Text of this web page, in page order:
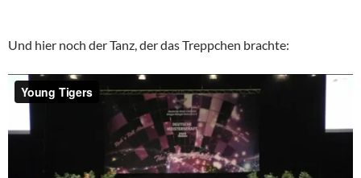
Und hier noch der Tanz, der das Treppchen brachte: